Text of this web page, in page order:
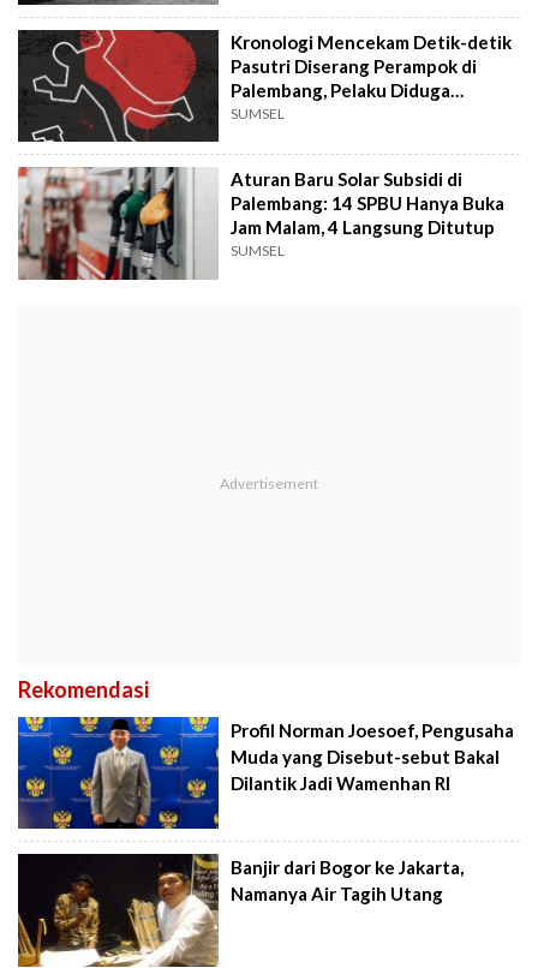
Kronologi Mencekam Detik-detik
Pasutri Diserang Perampok di
Palembang, Pelaku Diduga
Tunggal
SUMSEL
Aturan Baru Solar Subsidi di
Palembang: 14 SPBU Hanya Buka
Jam Malam, 4 Langsung Ditutup
SUMSEL
Rekomendasi
Profil Norman Joesoef, Pengusaha
Muda yang Disebut-sebut Bakal
Dilantik Jadi Wamenhan RI
Banjir dari Bogor ke Jakarta,
Namanya Air Tagih Utang